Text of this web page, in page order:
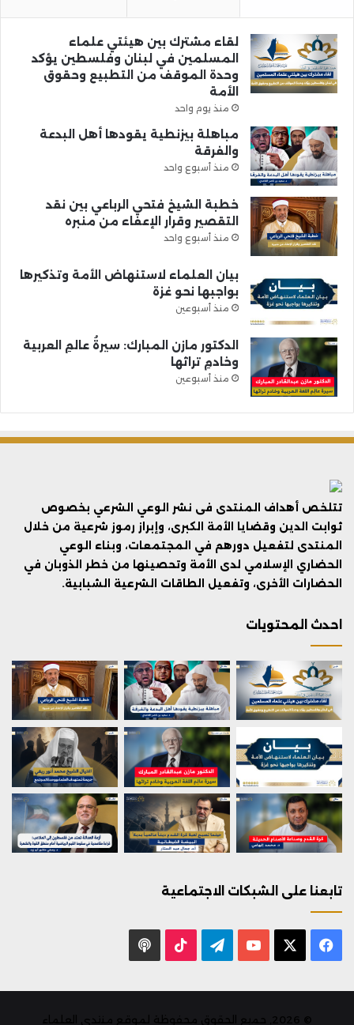
لقاء مشترك بين هيئتي علماء
المسلمين في لبنان وفلسطين يؤكد
وحدة الموقف من التطبيع وحقوق
الأمة
منذ يوم واحد
مباهلة بيزنطية يقودها أهل البدعة
والفرقة
منذ أسبوع واحد
خطبة الشيخ فتحي الرباعي بين نقد
التقصير وقرار الإعفاء من منبره
منذ أسبوع واحد
بيان العلماء لاستنهاض الأمة وتذكيرها
بواجبها نحو غزة
منذ أسبوعين
الدكتور مازن المبارك: سيرةُ عالمِ العربية
وخادمِ تراثها
منذ أسبوعين
تتلخص أهداف المنتدى فى نشر الوعي الشرعي بخصوص
ثوابت الدين وقضايا الأمة الكبرى، وإبراز رموز شرعية من خلال
المنتدى لتفعيل دورهم في المجتمعات، وبناء الوعي
الحضاري الإسلامي لدى الأمة وتحصينها من خطر الذوبان في
الحضارات الأخرى، وتفعيل الطاقات الشرعية الشبابية.
احدث المحتويات
تابعنا على الشبكات الاجتماعية
فيسبوك يوتيوب تيلقرام ‫TikTok
© 2026, جميع الحقوق محفوظة لموقع منتدى العلماء